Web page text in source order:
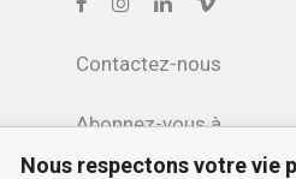
Nous respectons votre vie
Contactez-nous
Abonnez-vous à
notre infolettre